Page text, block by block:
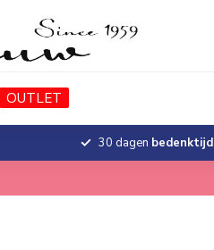
OUTLET
30 dagen bedenktijd